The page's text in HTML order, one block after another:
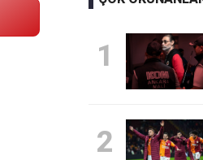
Ücretsiz
1
2